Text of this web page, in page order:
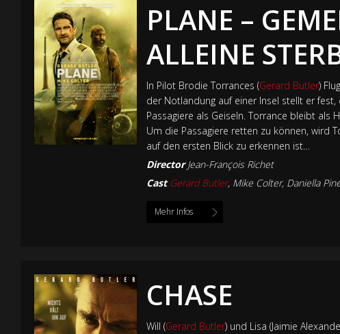
PLANE –
ALLEINE
In Pilot Brodie Torrances (Gerard Butler)
der Notlandung auf einer Insel stellt er fest,
Passagiere als Geiseln. Torrance bleibt
Um die Passagiere retten zu können, wird
auf den ersten Blick zu erkennen ist…
Director Jean-François Richet
Cast Gerard Butler, Mike Colter, Daniella
Mehr Infos
CHASE
Will (Gerard Butler) und Lisa (Jaimie